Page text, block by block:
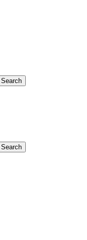
Search
Search